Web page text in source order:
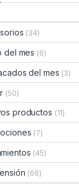
(34)
del mes (6)
del mes (3)
(50)
productos (11)
(7)
(45)
(66)